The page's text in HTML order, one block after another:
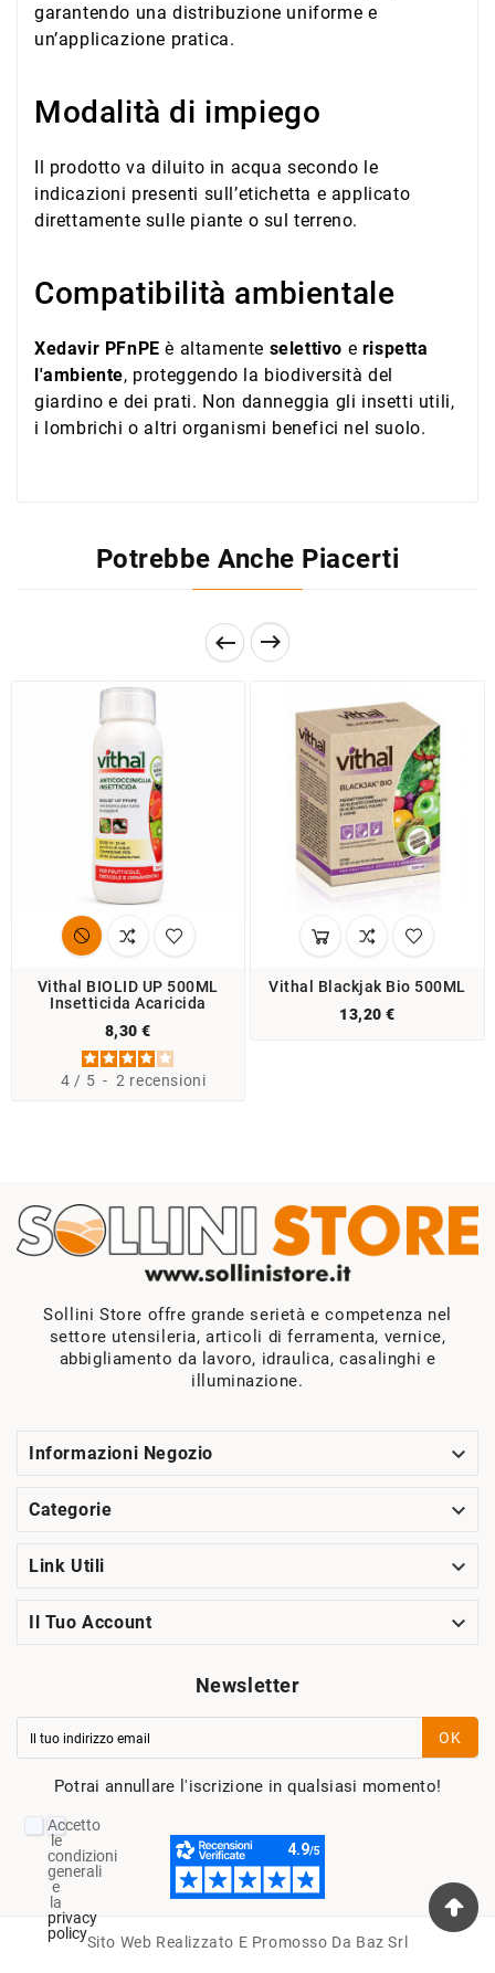
garantendo una distribuzione uniforme e
un’applicazione pratica.
Modalità di impiego
Il prodotto va diluito in acqua secondo le
indicazioni presenti sull’etichetta e applicato
direttamente sulle piante o sul terreno.
Compatibilità ambientale
Xedavir PFnPE è altamente selettivo e rispetta
l'ambiente, proteggendo la biodiversità del
giardino e dei prati. Non danneggia gli insetti utili,
i lombrichi o altri organismi benefici nel suolo.
Potrebbe Anche Piacerti
 
Vithal BIOLID UP 500ML
Insetticida Acaricida
8,30 €
4 / 5 - 2 recensioni
Vithal Blackjak Bio 500ML
13,20 €
Sollini Store offre grande serietà e competenza nel
settore utensileria, articoli di ferramenta, vernice,
abbigliamento da lavoro, idraulica, casalinghi e
illuminazione.
Informazioni Negozio 
Categorie 
Link Utili 
Il Tuo Account 
Newsletter
OK
Potrai annullare l'iscrizione in qualsiasi momento!
Accetto
le
condizioni
generali
e
la
privacy
policy
Sito Web Realizzato E Promosso Da Baz Srl